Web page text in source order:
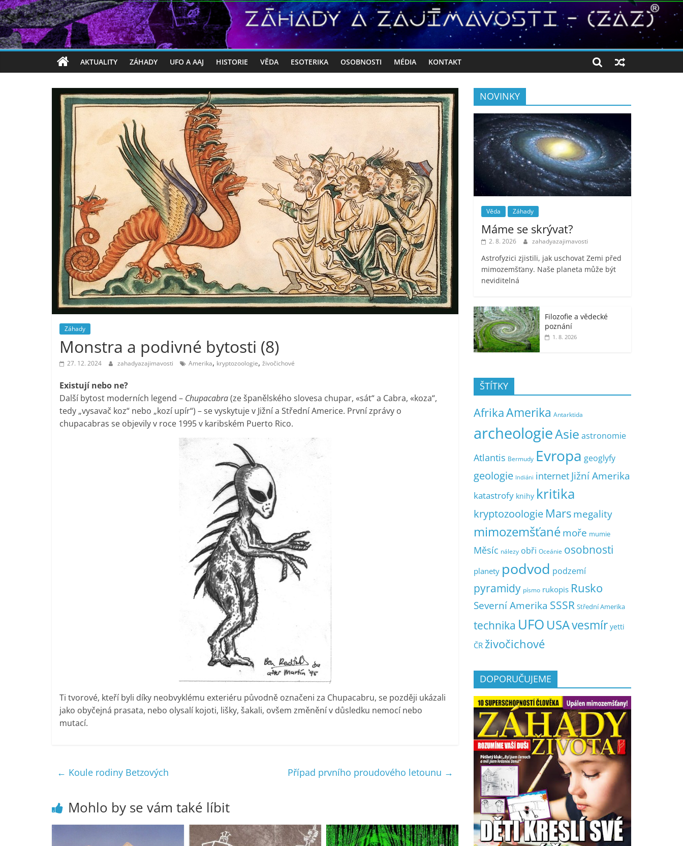
AKTUALITY ZÁHADY UFO A AAJ HISTORIE VĚDA ESOTERIKA OSOBNOSTI MÉDIA KONTAKT
Záhady
Monstra a podivné bytosti (8)
27. 12. 2024 zahadyazajimavosti Amerika, kryptozoologie, živočichové
Existují nebo ne?
Další bytost moderních legend – Chupacabra(ze španělského slovesa chupar, «sát“ a Cabra, «koza“,
tedy „vysavač koz“ nebo „kozí upír“) – se vyskytuje v Jižní a Střední Americe. První zprávy o
chupacabras se objevily v roce 1995 v karibském Puerto Rico.
Ti tvorové, kteří byli díky neobvyklému exteriéru původně označeni za Chupacabru, se později ukázali
jako obyčejná prasata, nebo olysalí kojoti, lišky, šakali, ovšem změnění v důsledku nemocí nebo
mutací.
← Koule rodiny Betzových Případ prvního proudového letounu →
Mohlo by se vám také líbit
NOVINKY
Věda Záhady
Máme se skrývat?
2. 8. 2026 zahadyazajimavosti
Astrofyzici zjistili, jak uschovat Zemi před
mimozemšťany. Naše planeta může být
neviditelná
Filozofie a vědecké
poznání
1. 8. 2026
ŠTÍTKY
AfrikaAmerika Antarktida
archeologieAsie astronomie
Atlantis Bermudy Evropa geoglyfy
geologie Indiáni internet Jižní Amerika
katastrofy knihy kritika
kryptozoologie Marsmegality
mimozemšťanémoře mumie
Měsíc nálezy obři Oceánie osobnosti
planety podvod podzemí
pyramidy písmo rukopis Rusko
Severní Amerika SSSR Střední Amerika
technika UFO USAvesmír yetti
ČR živočichové
DOPORUČUJEME